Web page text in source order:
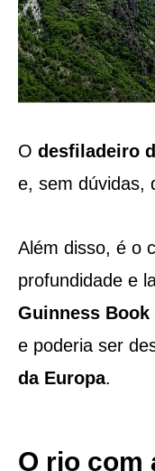
O desfiladeiro
e, sem dúvidas,
Além disso, é o
profundidade e
Guinness Book
e poderia ser
da Europa.
O rio com